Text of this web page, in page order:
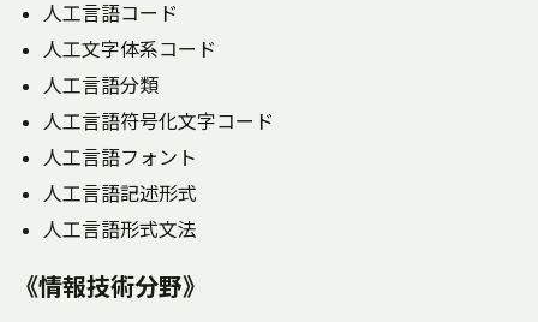
人工言語コード
人工文字体系コード
人工言語分類
人工言語符号化文字コード
人工言語フォント
人工言語記述形式
人工言語形式文法
《情報技術分野》